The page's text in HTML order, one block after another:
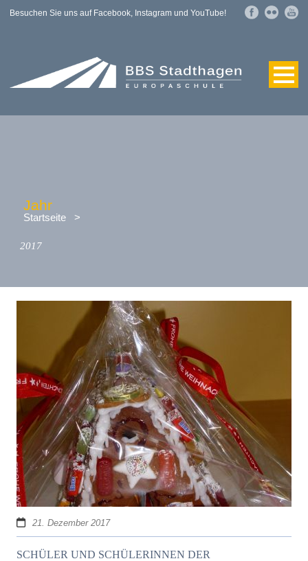
Besuchen Sie uns auf Facebook, Instagram und YouTube!
Jahr
Startseite >
2017
21. Dezember 2017
SCHÜLER UND SCHÜLERINNEN DER